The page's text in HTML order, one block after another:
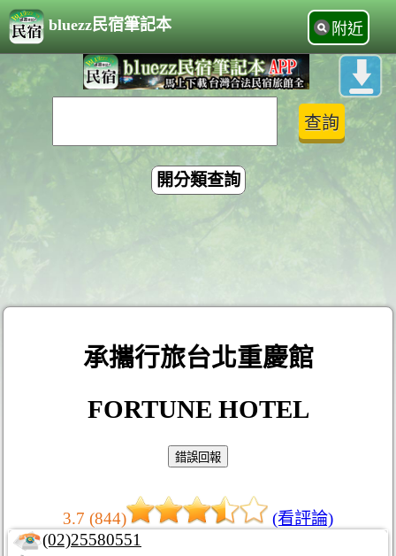
bluezz民宿筆記本 附近
開分類查詢
承攜行旅台北重慶館
FORTUNE HOTEL
3.7 (844)
(看評論)
(02)25580551